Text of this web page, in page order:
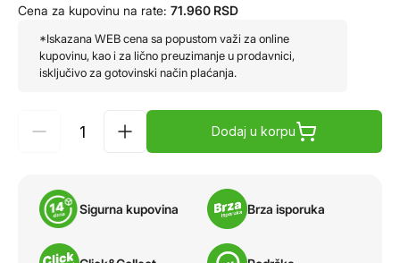
Cena za kupovinu na rate: 71.960 RSD
*Iskazana WEB cena sa popustom važi za online
kupovinu, kao i za lično preuzimanje u prodavnici,
isključivo za gotovinski način plaćanja.
Dodaj u korpu
Sigurna kupovina Brza isporuka